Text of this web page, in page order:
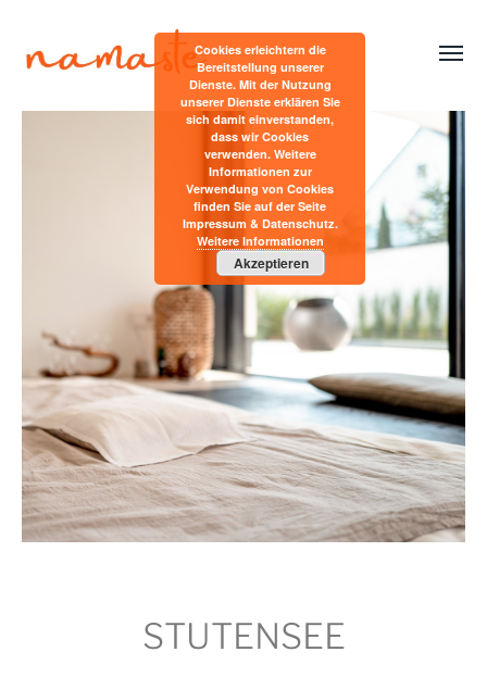
STUTENSEE
Cookies erleichtern die
Bereitstellung unserer
Dienste. Mit der Nutzung
unserer Dienste erklären Sie
sich damit einverstanden,
dass wir Cookies
verwenden. Weitere
Informationen zur
Verwendung von Cookies
finden Sie auf der Seite
Impressum & Datenschutz.
Weitere Informationen
Akzeptieren